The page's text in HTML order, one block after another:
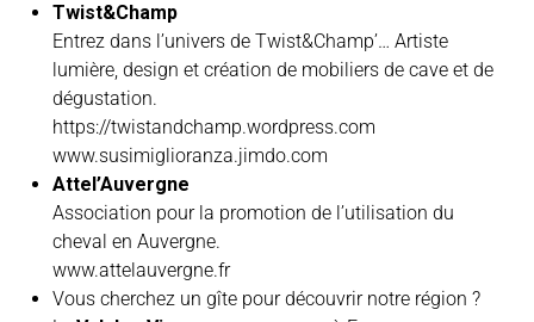
Twist&Champ
Entrez dans l’univers de Twist&Champ’… Artiste
lumière, design et création de mobiliers de cave et de
dégustation.
https://twistandchamp.wordpress.com
www.susimiglioranza.jimdo.com
Attel’Auvergne
Association pour la promotion de l’utilisation du
cheval en Auvergne.
www.attelauvergne.fr
Vous cherchez un gîte pour découvrir notre région ?